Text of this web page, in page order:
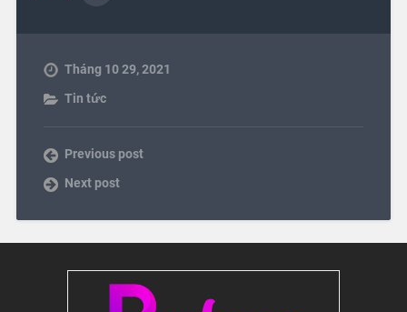
Tháng 10 29, 2021
Tin tức
Previous post
Next post